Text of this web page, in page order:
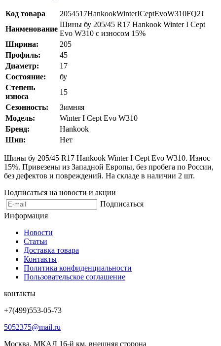
Код товара
2054517HankookWinterICeptEvoW310FQ2J
Наименование
Шины бу 205/45 R17 Hankook Winter I Cept
Evo W310 с износом 15%
Ширина:
205
Профиль:
45
Диаметр:
17
Состояние:
бу
Степень
износа
15
Сезонность:
Зимняя
Модель:
Winter I Cept Evo W310
Бренд:
Hankook
Шип:
Нет
Шины бу 205/45 R17 Hankook Winter I Cept Evo W310. Износ
15%. Привезены из Западной Европы, без пробега по России,
без дефектов и повреждений. На складе в наличии 2 шт.
Подписаться на новости и акции
Подписаться
Информация
Новости
Статьи
Доставка товара
Контакты
Политика конфиденциальности
Пользовательское соглашение
контакты
+7(499)553-05-73
5052375@mail.ru
Москва, МКАД 16-й км, внешняя сторона